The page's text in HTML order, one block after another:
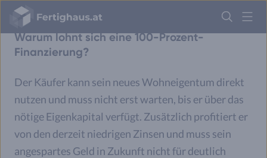
Fertighaus
Logo
Anmelden
Warum lohnt sich eine 100-Prozent-
Finanzierung?
Der Käufer kann sein neues Wohneigentum direkt
nutzen und muss nicht erst warten, bis er über das
nötige Eigenkapital verfügt. Zusätzlich profitiert er
von den derzeit niedrigen Zinsen und muss sein
angespartes Geld in Zukunft nicht für deutlich